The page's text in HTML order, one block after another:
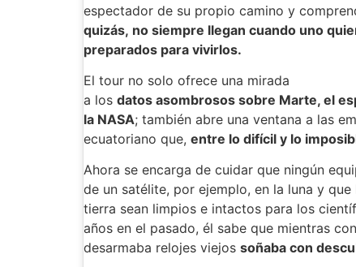
espectador de su propio camino y
quizás, no siempre llegan cuando uno
preparados para vivirlos.
El tour no solo ofrece una mirada
a los datos asombrosos sobre Marte, el
la NASA; también abre una ventana a las
ecuatoriano que, entre lo difícil y lo
Ahora se encarga de cuidar que ningún
de un satélite, por ejemplo, en la luna y
tierra sean limpios e intactos para los
años en el pasado, él sabe que mientras
desarmaba relojes viejos soñaba con